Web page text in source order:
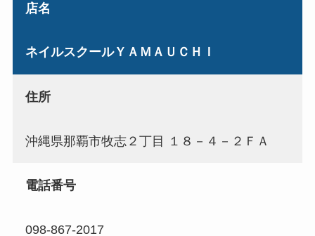
店名
ネイルスクールＹＡＭＡＵＣＨＩ
住所
沖縄県那覇市牧志２丁目 １８－４－２ＦＡ
電話番号
098-867-2017